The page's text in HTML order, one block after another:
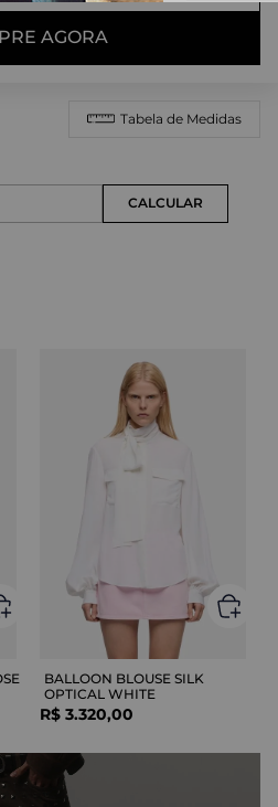
AGORA
Tabela de Medidas
BALLOON BLOUSE SILK
OPTICAL WHITE
R$ 3.320,00